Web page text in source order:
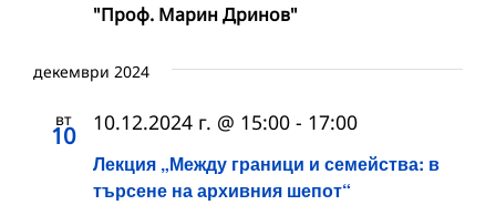
"Проф. Марин Дринов"
декември 2024
вт
10
Лекция „Между граници и семейства: в
търсене на архивния шепот“
10.12.2024 г. @ 15:00 - 17:00